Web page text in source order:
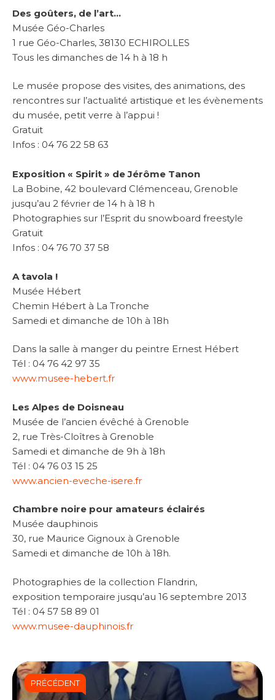
Des goûters, de l’art…
Musée Géo-Charles
1 rue Géo-Charles, 38130 ECHIROLLES
Tous les dimanches de 14 h à 18 h
Le musée propose des visites, des animations, des
rencontres sur l’actualité artistique et les évènements
du musée, petit verre à l’appui !
Gratuit
Infos : 04 76 22 58 63
Exposition « Spirit » de Jérôme Tanon
La Bobine, 42 boulevard Clémenceau, Grenoble
jusqu’au 2 février de 14 h à 18 h
Photographies sur l’Esprit du snowboard freestyle
Gratuit
Infos : 04 76 70 37 58
A tavola !
Musée Hébert
Chemin Hébert à La Tronche
Samedi et dimanche de 10h à 18h
Dans la salle à manger du peintre Ernest Hébert
Tél : 04 76 42 97 35
www.musee-hebert.fr
Les Alpes de Doisneau
Musée de l’ancien évêché à Grenoble
2, rue Très-Cloîtres à Grenoble
Samedi et dimanche de 9h à 18h
Tél : 04 76 03 15 25
www.ancien-eveche-isere.fr
Chambre noire pour amateurs éclairés
Musée dauphinois
30, rue Maurice Gignoux à Grenoble
Samedi et dimanche de 10h à 18h.
Photographies de la collection Flandrin,
exposition temporaire jusqu’au 16 septembre 2013
Tél : 04 57 58 89 01
www.musee-dauphinois.fr
PRÉCÉDENT